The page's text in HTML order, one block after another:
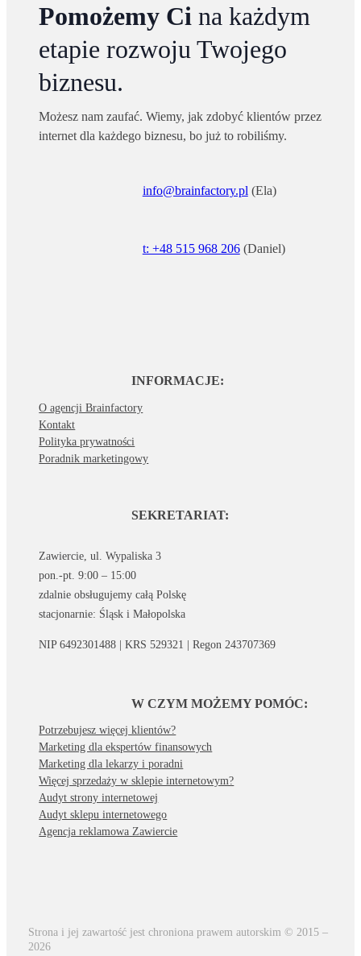
Pomożemy Ci na każdym
etapie rozwoju Twojego
biznesu.
Możesz nam zaufać. Wiemy, jak zdobyć klientów przez
internet dla każdego biznesu, bo już to robiliśmy.
info@brainfactory.pl (Ela)
t: +48 515 968 206(Daniel)
INFORMACJE:
O agencji Brainfactory
Kontakt
Polityka prywatności
Poradnik marketingowy
SEKRETARIAT:
Zawiercie, ul. Wypaliska 3
pon.-pt. 9:00 – 15:00
zdalnie obsługujemy całą Polskę
stacjonarnie: Śląsk i Małopolska
NIP 6492301488 | KRS 529321 | Regon 243707369
W CZYM MOŻEMY POMÓC:
Potrzebujesz więcej klientów?
Marketing dla ekspertów finansowych
Marketing dla lekarzy i poradni
Więcej sprzedaży w sklepie internetowym?
Audyt strony internetowej
Audyt sklepu internetowego
Agencja reklamowa Zawiercie
Strona i jej zawartość jest chroniona prawem autorskim © 2015 –
2026